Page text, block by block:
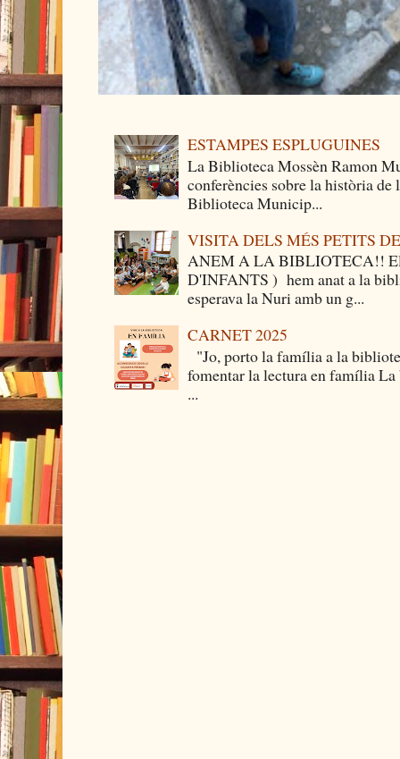
ESTAMPES ESPLUGUINES
La Biblioteca Mossèn Ramon
conferències sobre la història
Biblioteca Municip...
VISITA DELS MÉS PETITS
ANEM A LA BIBLIOTECA!!
D'INFANTS ) hem anat a la
esperava la Nuri amb un g...
CARNET 2025
"Jo, porto la família a la
fomentar la lectura en família
...